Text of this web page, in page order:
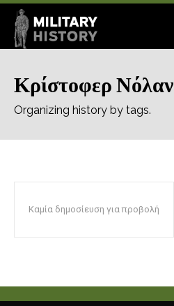
Κρίστοφερ Νόλαν
Organizing history by tags.
Καμία δημοσίευση για προβολή